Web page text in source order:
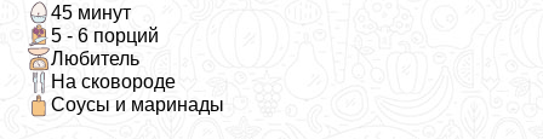
45 минут
5 - 6 порций
Любитель
На сковороде
Соусы и маринады